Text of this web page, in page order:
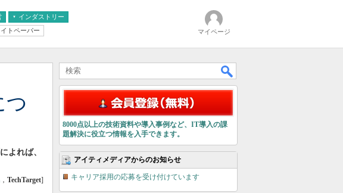
インダストリー
トペーパー マイページ
つ
よれば、
， TechTarget]
8000点以上の技術資料や導入事例など、IT導入の課
題解決に役立つ情報を入手できます。
アイティメディアからのお知らせ
キャリア採用の応募を受け付けています